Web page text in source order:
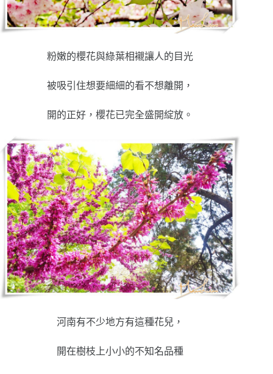
粉嫩的櫻花與綠葉相襯讓人的目光
被吸引住想要細細的看不想離開，
開的正好，櫻花已完全盛開綻放。
河南有不少地方有這種花兒，
開在樹枝上小小的不知名品種